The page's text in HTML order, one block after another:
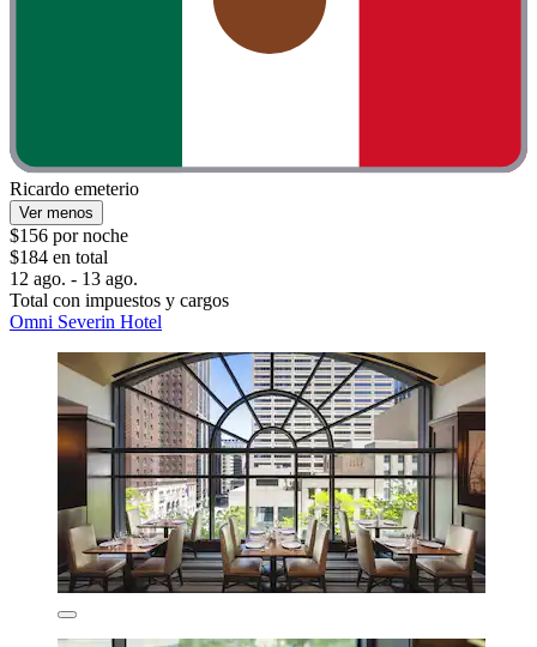
Ricardo emeterio
Ver menos
$156 por noche
$184 en total
12 ago. - 13 ago.
Total con impuestos y cargos
Omni Severin Hotel